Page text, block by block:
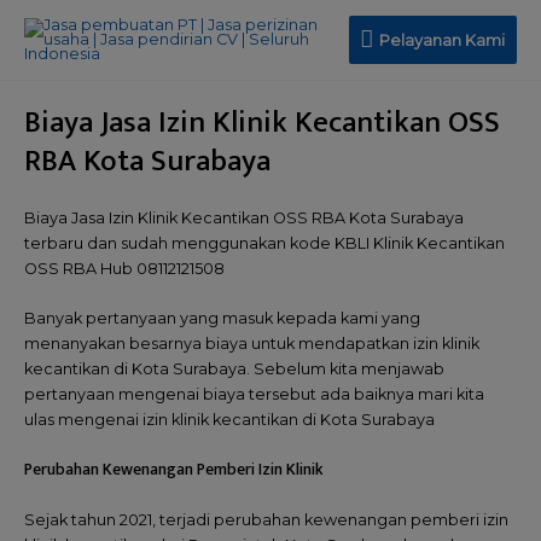
Pelayanan
Pelayanan Kami
Biaya Jasa Izin Klinik Kecantikan OSS
RBA Kota Surabaya
Biaya Jasa Izin Klinik Kecantikan OSS RBA Kota Surabaya
terbaru dan sudah menggunakan kode KBLI Klinik Kecantikan
OSS RBA Hub 08112121508
Banyak pertanyaan yang masuk kepada kami yang
menanyakan besarnya biaya untuk mendapatkan izin klinik
kecantikan di Kota Surabaya. Sebelum kita menjawab
pertanyaan mengenai biaya tersebut ada baiknya mari kita
ulas mengenai izin klinik kecantikan di Kota Surabaya
Perubahan Kewenangan Pemberi Izin Klinik
Sejak tahun 2021, terjadi perubahan kewenangan pemberi izin